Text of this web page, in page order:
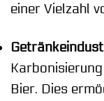
einer Vielzahl
Bier. Dies